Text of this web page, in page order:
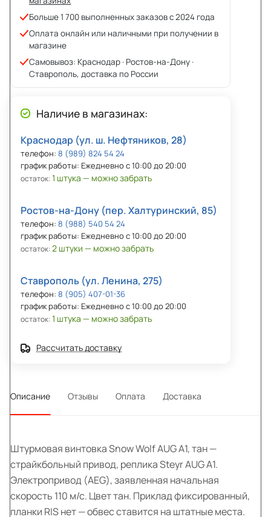
Больше 1 700 выполненных заказов с 2024 года
Оплата онлайн или наличными при получении в
магазине
Самовывоз: Краснодар · Ростов-на-Дону ·
Ставрополь, доставка по России
Наличие в магазинах:
Краснодар (ул. ш. Нефтяников, 28)
телефон: 8 (989) 824 54 24
график работы: Ежедневно с 10:00 до 20:00
остаток:1 штука — можно забрать
Ростов-на-Дону (пер. Халтуринский, 85)
телефон: 8 (988) 540 54 24
график работы: Ежедневно с 10:00 до 20:00
остаток:2 штуки — можно забрать
Ставрополь (ул. Ленина, 275)
телефон: 8 (905) 407-01-36
график работы: Ежедневно с 10:00 до 20:00
остаток:1 штука — можно забрать
Рассчитать доставку
Описание Отзывы Оплата Доставка
Штурмовая винтовка Snow Wolf AUG A1, тан —
страйкбольный привод, реплика Steyr AUG A1.
Электропривод (AEG), заявленная начальная
скорость 110 м/с. Цвет тан. Приклад фиксированный,
планки RIS нет — обвес ставится на штатные места.